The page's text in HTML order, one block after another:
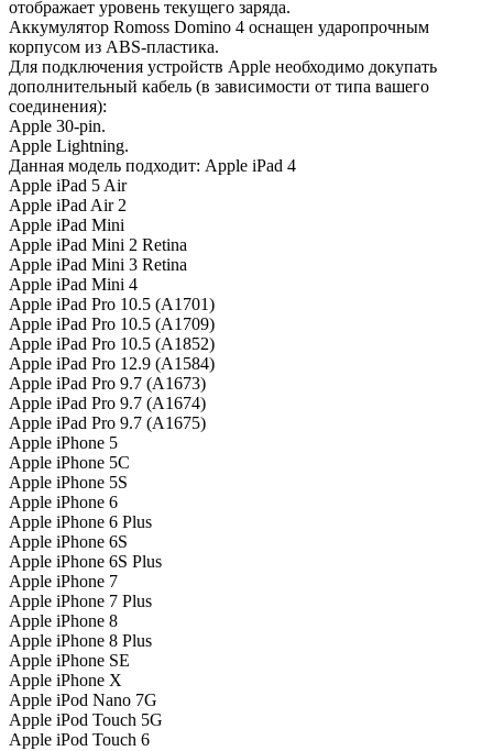
отображает уровень текущего заряда.
Аккумулятор Romoss Domino 4 оснащен ударопрочным
корпусом из ABS-пластика.
Для подключения устройств Apple необходимо докупать
дополнительный кабель (в зависимости от типа вашего
соединения):
Apple 30-pin.
Apple Lightning.
Данная модель подходит: Apple iPad 4
Apple iPad 5 Air
Apple iPad Air 2
Apple iPad Mini
Apple iPad Mini 2 Retina
Apple iPad Mini 3 Retina
Apple iPad Mini 4
Apple iPad Pro 10.5 (A1701)
Apple iPad Pro 10.5 (A1709)
Apple iPad Pro 10.5 (A1852)
Apple iPad Pro 12.9 (A1584)
Apple iPad Pro 9.7 (A1673)
Apple iPad Pro 9.7 (A1674)
Apple iPad Pro 9.7 (A1675)
Apple iPhone 5
Apple iPhone 5C
Apple iPhone 5S
Apple iPhone 6
Apple iPhone 6 Plus
Apple iPhone 6S
Apple iPhone 6S Plus
Apple iPhone 7
Apple iPhone 7 Plus
Apple iPhone 8
Apple iPhone 8 Plus
Apple iPhone SE
Apple iPhone X
Apple iPod Nano 7G
Apple iPod Touch 5G
Apple iPod Touch 6